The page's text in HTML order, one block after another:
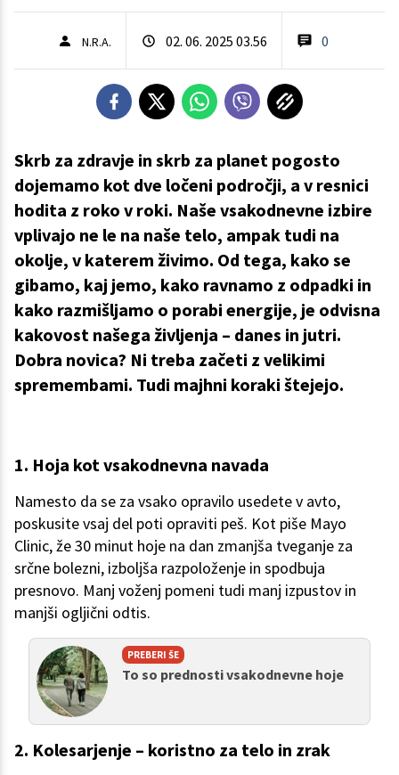
N.R.A. 02. 06. 2025 03.56 0
Skrb za zdravje in skrb za planet pogosto
dojemamo kot dve ločeni področji, a v resnici
hodita z roko v roki. Naše vsakodnevne izbire
vplivajo ne le na naše telo, ampak tudi na
okolje, v katerem živimo. Od tega, kako se
gibamo, kaj jemo, kako ravnamo z odpadki in
kako razmišljamo o porabi energije, je odvisna
kakovost našega življenja – danes in jutri.
Dobra novica? Ni treba začeti z velikimi
spremembami. Tudi majhni koraki štejejo.
1. Hoja kot vsakodnevna navada
Namesto da se za vsako opravilo usedete v avto,
poskusite vsaj del poti opraviti peš. Kot piše Mayo
Clinic, že 30 minut hoje na dan zmanjša tveganje za
srčne bolezni, izboljša razpoloženje in spodbuja
presnovo. Manj voženj pomeni tudi manj izpustov in
manjši ogljični odtis.
PREBERI ŠE
To so prednosti vsakodnevne hoje
2. Kolesarjenje – koristno za telo in zrak